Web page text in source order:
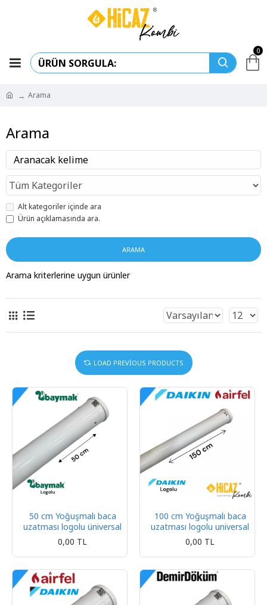
0
Arama
Arama
Alt kategoriler içinde ara
Ürün açıklamasında ara.
ARAMA
Arama kriterlerine uygun ürünler
LOAD PREVIOUS PRODUCTS
50 cm Yoğuşmalı baca
uzatması logolu üniversal
0,00 TL
100 cm Yoğuşmalı baca
uzatması logolu universal
0,00 TL